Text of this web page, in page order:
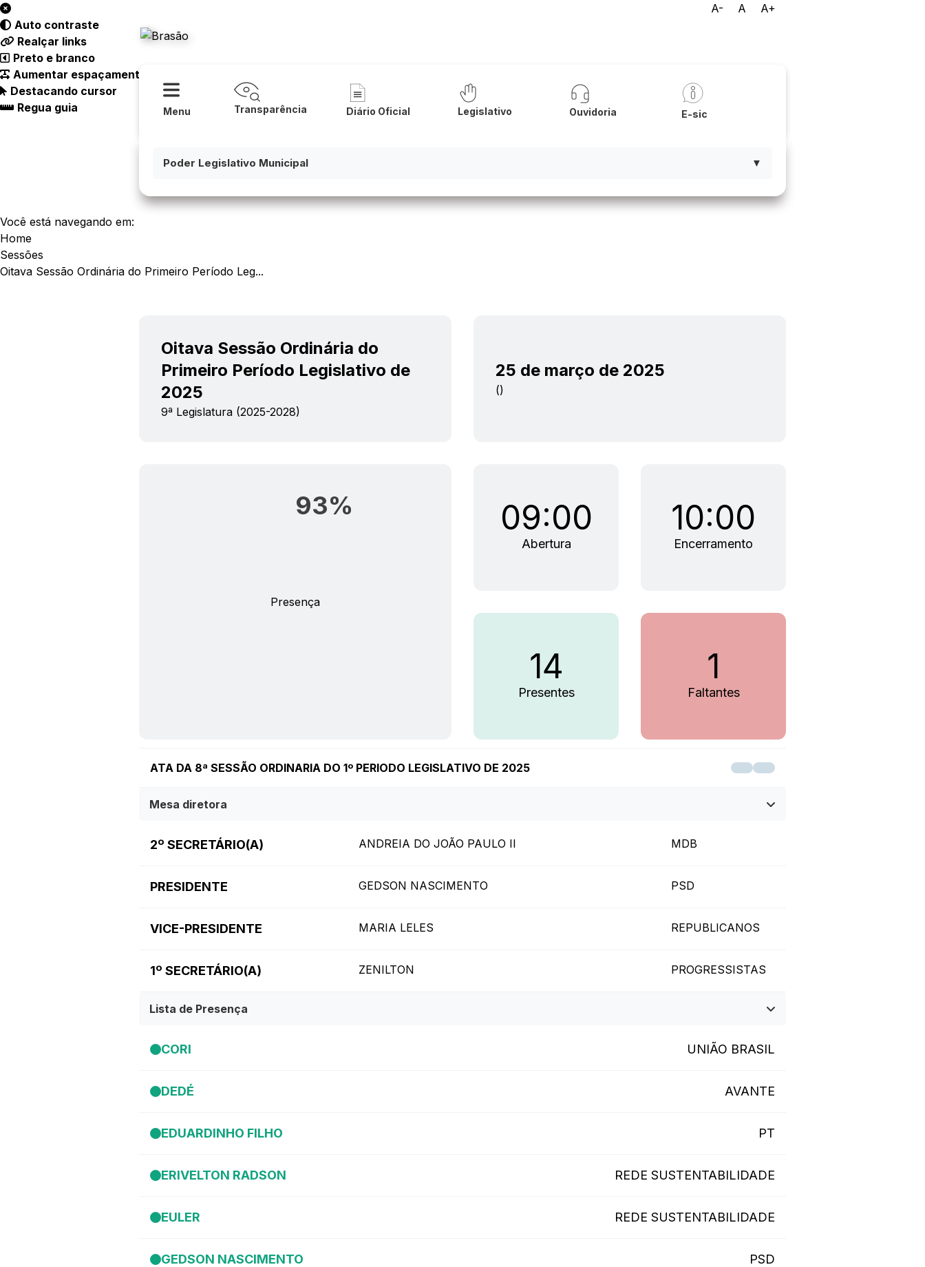
A- A
A+
Menu Transparência Diário Oficial Legislativo Ouvidoria E-sic
Poder Legislativo Municipal ▼
Auto contraste
Realçar links
Preto e branco
Aumentar espaçamento
Destacando cursor
Regua guia
Você está navegando em:
Home
Sessões
Oitava Sessão Ordinária do Primeiro Período Leg...
Oitava Sessão Ordinária do
Primeiro Período Legislativo de
2025
9ª Legislatura (2025-2028)
25 de março de 2025
()
93%
Presença
09:00
Abertura
10:00
Encerramento
14
Presentes
1
Faltantes
ATA DA 8ª SESSÃO ORDINARIA DO 1º PERIODO LEGISLATIVO DE 2025
Mesa diretora
2º SECRETÁRIO(A) ANDREIA DO JOÃO PAULO II MDB
PRESIDENTE GEDSON NASCIMENTO PSD
VICE-PRESIDENTE MARIA LELES REPUBLICANOS
1º SECRETÁRIO(A) ZENILTON PROGRESSISTAS
Lista de Presença
CORI UNIÃO BRASIL
DEDÉ AVANTE
EDUARDINHO FILHO PT
ERIVELTON RADSON REDE SUSTENTABILIDADE
EULER REDE SUSTENTABILIDADE
GEDSON NASCIMENTO PSD